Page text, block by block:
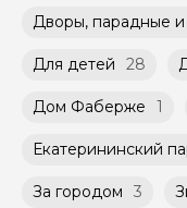
Дворы, парадные
Для детей 28
Дом Фаберже 1
Екатерининский
За городом 3